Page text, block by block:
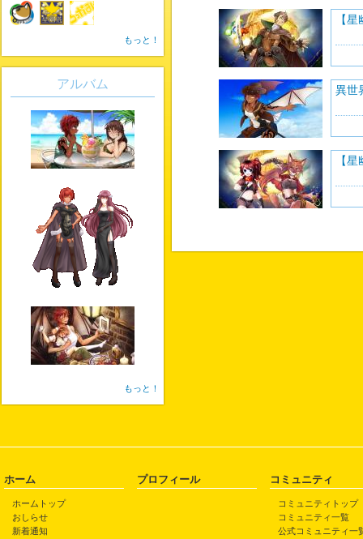
【
異世
【
もっと！
アルバム
もっと！
ホーム
ホームトップ
おしらせ
新着通知
プロフィール コミュニティ
コミュニティトップ
コミュニティ一覧
公式コミュニティ一